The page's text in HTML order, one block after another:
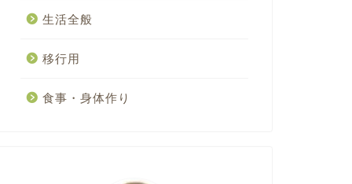
生活全般
移行用
食事・身体作り